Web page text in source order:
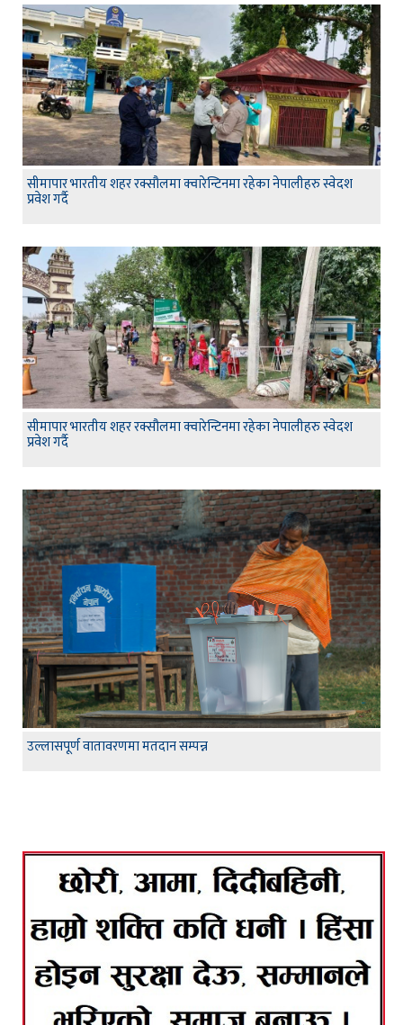
सीमापार भारतीय शहर रक्सौलमा क्वारेन्टिनमा रहेका नेपालीहरु स्वेदश
प्रवेश गर्दै
सीमापार भारतीय शहर रक्सौलमा क्वारेन्टिनमा रहेका नेपालीहरु स्वेदश
प्रवेश गर्दै
उल्लासपूर्ण वातावरणमा मतदान सम्पन्न